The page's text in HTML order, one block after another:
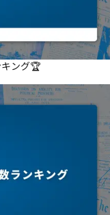
キング🏆